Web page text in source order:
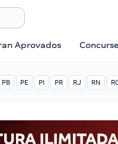
Aprovados
PB PE PI PR RJ RN